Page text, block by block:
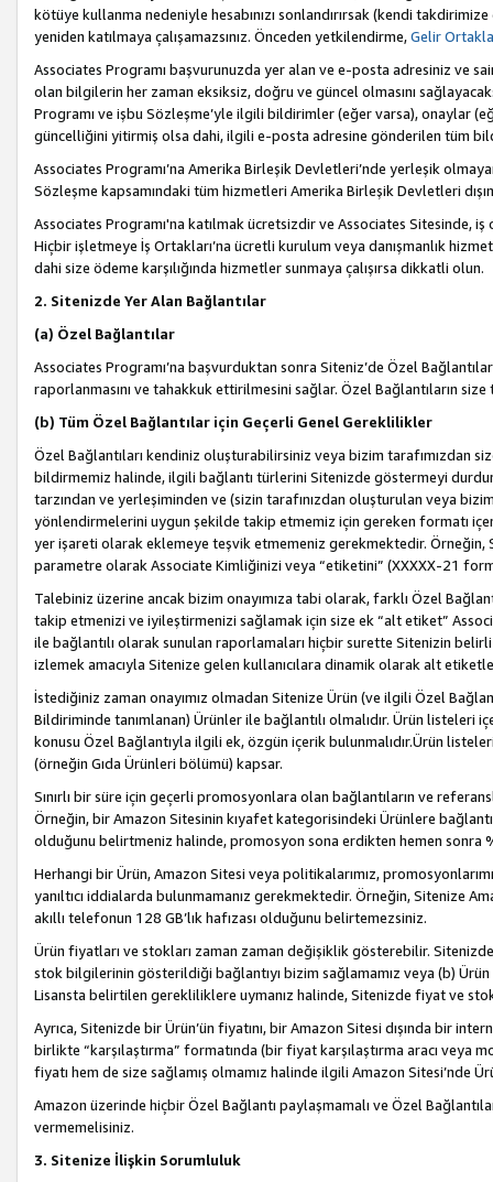
kötüye kullanma nedeniyle hesabınızı sonlandırırsak (kendi
yeniden katılmaya çalışamazsınız. Önceden yetkilendirme,Gelir
Associates Programı başvurunuzda yer alan ve e-posta adresiniz ve
olan bilgilerin her zaman eksiksiz, doğru ve güncel olmasını
Programı ve işbu Sözleşme’yle ilgili bildirimler (eğer varsa), onaylar
güncelliğini yitirmiş olsa dahi, ilgili e-posta adresine gönderilen tüm
Associates Programı’na Amerika Birleşik Devletleri’nde yerleşik
Sözleşme kapsamındaki tüm hizmetleri Amerika Birleşik Devletleri
Associates Programı'na katılmak ücretsizdir ve Associates Sitesinde,
Hiçbir işletmeye İş Ortakları’na ücretli kurulum veya danışmanlık
dahi size ödeme karşılığında hizmetler sunmaya çalışırsa dikkatli olun.
2. Sitenizde Yer Alan Bağlantılar
(a) Özel Bağlantılar
Associates Programı’na başvurduktan sonra Siteniz’de Özel
raporlanmasını ve tahakkuk ettirilmesini sağlar. Özel Bağlantıların
(b) Tüm Özel Bağlantılar için Geçerli Genel Gereklilikler
Özel Bağlantıları kendiniz oluşturabilirsiniz veya bizim tarafımızdan
bildirmemiz halinde, ilgili bağlantı türlerini Sitenizde göstermeyi
tarzından ve yerleşiminden ve (sizin tarafınızdan oluşturulan veya
yönlendirmelerini uygun şekilde takip etmemiz için gereken formatı
yer işareti olarak eklemeye teşvik etmemeniz gerekmektedir. Örneğin,
parametre olarak Associate Kimliğinizi veya “etiketini” (XXXXX-21
Talebiniz üzerine ancak bizim onayımıza tabi olarak, farklı Özel
takip etmenizi ve iyileştirmenizi sağlamak için size ek “alt etiket”
ile bağlantılı olarak sunulan raporlamaları hiçbir surette Sitenizin belirli
izlemek amacıyla Sitenize gelen kullanıcılara dinamik olarak alt
İstediğiniz zaman onayımız olmadan Sitenize Ürün (ve ilgili Özel
Bildiriminde tanımlanan) Ürünler ile bağlantılı olmalıdır. Ürün listeleri
konusu Özel Bağlantıyla ilgili ek, özgün içerik bulunmalıdır.Ürün
(örneğin Gıda Ürünleri bölümü) kapsar.
Sınırlı bir süre için geçerli promosyonlara olan bağlantıların ve
Örneğin, bir Amazon Sitesinin kıyafet kategorisindeki Ürünlere
olduğunu belirtmeniz halinde, promosyon sona erdikten hemen sonra
Herhangi bir Ürün, Amazon Sitesi veya politikalarımız,
yanıltıcı iddialarda bulunmamanız gerekmektedir. Örneğin, Sitenize
akıllı telefonun 128 GB’lık hafızası olduğunu belirtemezsiniz.
Ürün fiyatları ve stokları zaman zaman değişiklik gösterebilir.
stok bilgilerinin gösterildiği bağlantıyı bizim sağlamamız veya (b)
Lisansta belirtilen gerekliliklere uymanız halinde, Sitenizde fiyat ve
Ayrıca, Sitenizde bir Ürün’ün fiyatını, bir Amazon Sitesi dışında bir
birlikte “karşılaştırma” formatında (bir fiyat karşılaştırma aracı veya
fiyatı hem de size sağlamış olmamız halinde ilgili Amazon Sitesi’nde
Amazon üzerinde hiçbir Özel Bağlantı paylaşmamalı ve Özel
vermemelisiniz.
3. Sitenize İlişkin Sorumluluk